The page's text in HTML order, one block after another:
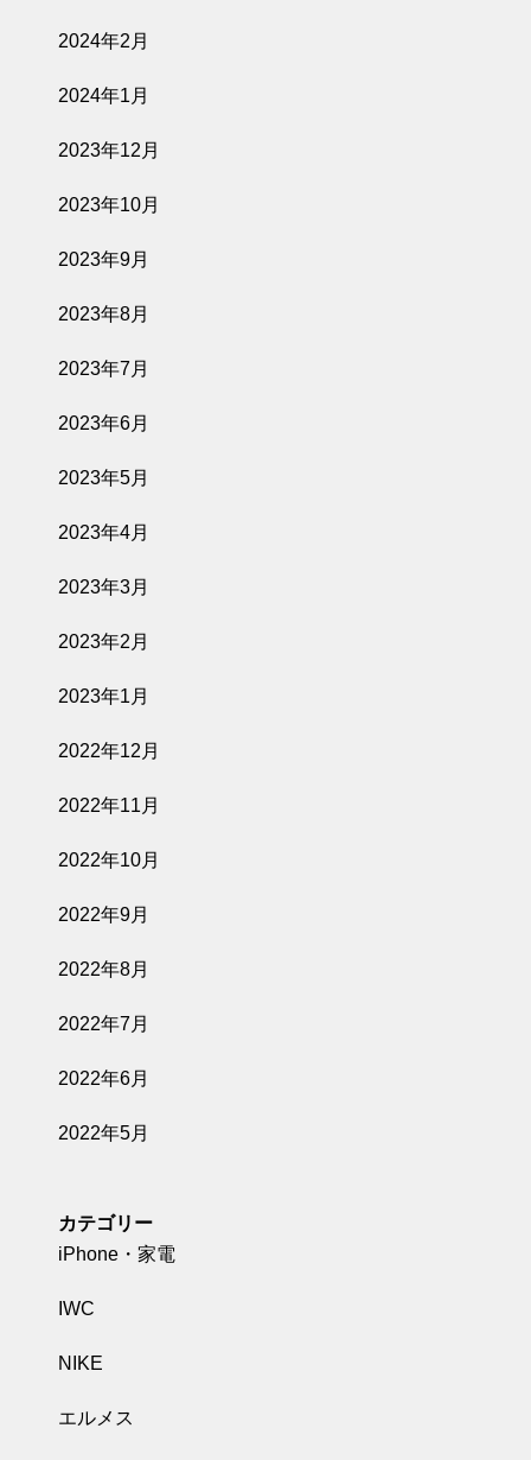
2024年2月
2024年1月
2023年12月
2023年10月
2023年9月
2023年8月
2023年7月
2023年6月
2023年5月
2023年4月
2023年3月
2023年2月
2023年1月
2022年12月
2022年11月
2022年10月
2022年9月
2022年8月
2022年7月
2022年6月
2022年5月
カテゴリー
iPhone・家電
IWC
NIKE
エルメス